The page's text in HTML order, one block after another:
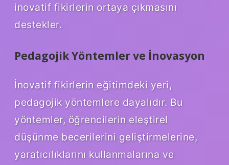
inovatif fikirlerin ortaya çıkmasını
destekler.
Pedagojik Yöntemler ve İnovasyon
İnovatif fikirlerin eğitimdeki yeri,
pedagojik yöntemlere dayalıdır. Bu
yöntemler, öğrencilerin eleştirel
düşünme becerilerini geliştirmelerine,
yaratıcılıklarını kullanmalarına ve